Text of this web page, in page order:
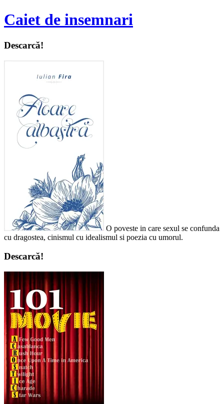
Caiet de insemnari
Descarcă!
O poveste in care sexul se confunda
cu dragostea, cinismul cu idealismul si poezia cu umorul.
Descarcă!